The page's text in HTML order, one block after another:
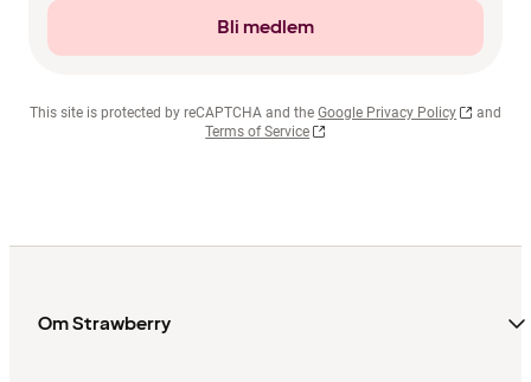
Bli medlem
This site is protected by reCAPTCHA and the Google Privacy Policy
and
Terms of Service
Om Strawberry